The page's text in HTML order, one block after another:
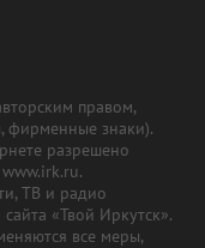
правом,
фирменные знаки).
разрешено
ТВ и радио
«Твой Иркутск».
все меры,